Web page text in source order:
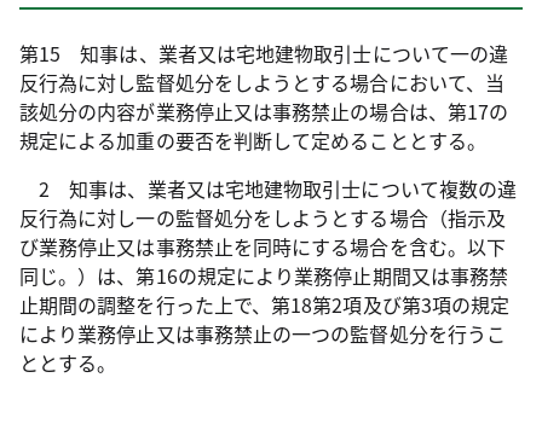
第15 知事は、業者又は宅地建物取引士について一の違
反行為に対し監督処分をしようとする場合において、当
該処分の内容が業務停止又は事務禁止の場合は、第17の
規定による加重の要否を判断して定めることとする。
2 知事は、業者又は宅地建物取引士について複数の違
反行為に対し一の監督処分をしようとする場合（指示及
び業務停止又は事務禁止を同時にする場合を含む。以下
同じ。）は、第16の規定により業務停止期間又は事務禁
止期間の調整を行った上で、第18第2項及び第3項の規定
により業務停止又は事務禁止の一つの監督処分を行うこ
ととする。